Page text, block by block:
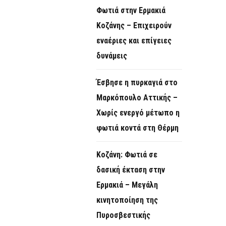
Φωτιά στην Ερμακιά
Κοζάνης – Επιχειρούν
εναέριες και επίγειες
δυνάμεις
Έσβησε η πυρκαγιά στο
Μαρκόπουλο Αττικής –
Χωρίς ενεργό μέτωπο η
φωτιά κοντά στη Θέρμη
Κοζάνη: Φωτιά σε
δασική έκταση στην
Ερμακιά – Μεγάλη
κινητοποίηση της
Πυροσβεστικής